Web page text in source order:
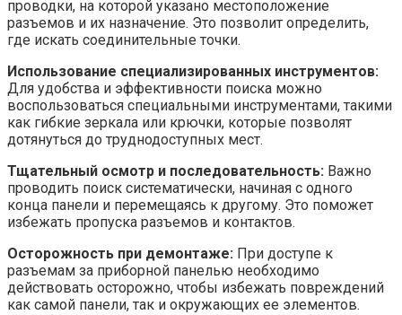
проводки, на которой указано местоположение
разъемов и их назначение. Это позволит определить,
где искать соединительные точки.
Использование специализированных инструментов:
Для удобства и эффективности поиска можно
воспользоваться специальными инструментами, такими
как гибкие зеркала или крючки, которые позволят
дотянуться до труднодоступных мест.
Тщательный осмотр и последовательность: Важно
проводить поиск систематически, начиная с одного
конца панели и перемещаясь к другому. Это поможет
избежать пропуска разъемов и контактов.
Осторожность при демонтаже: При доступе к
разъемам за приборной панелью необходимо
действовать осторожно, чтобы избежать повреждений
как самой панели, так и окружающих ее элементов.